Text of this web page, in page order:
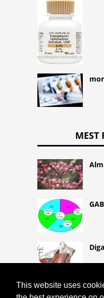
This website uses
MEST